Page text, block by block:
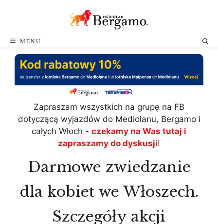
MENU
Zapraszam wszystkich na grupę na FB
dotyczącą wyjazdów do Mediolanu, Bergamo i
całych Włoch - czekamy na Was tutaj i
zapraszamy do dyskusji!
Darmowe zwiedzanie
dla kobiet we Włoszech.
Szczegóły akcji